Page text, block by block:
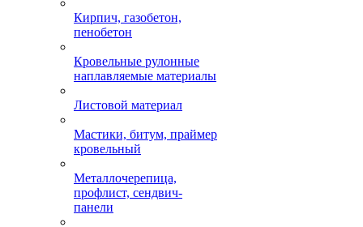
Кирпич, газобетон,
пенобетон
Кровельные рулонные
наплавляемые материалы
Листовой материал
Мастики, битум, праймер
кровельный
Металлочерепица,
профлист, сендвич-
панели